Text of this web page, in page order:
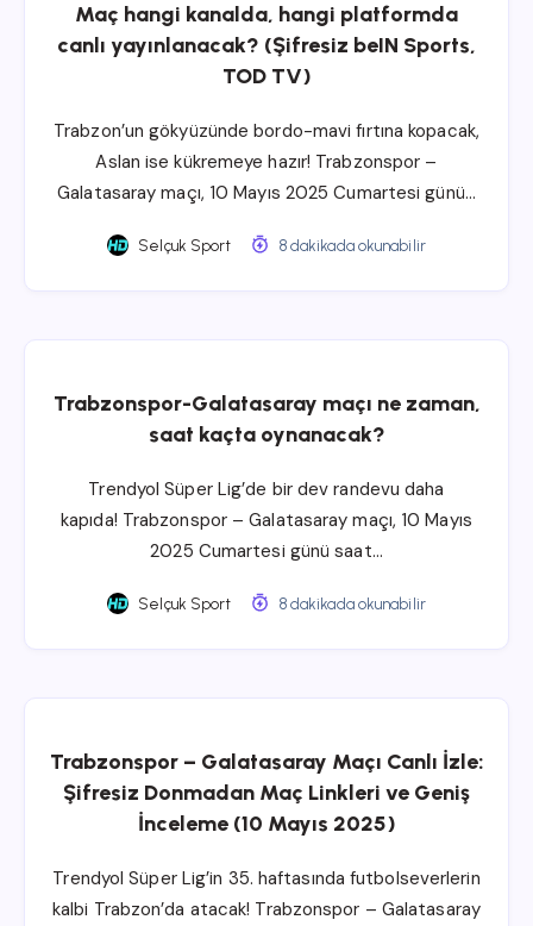
Maç hangi kanalda, hangi platformda
canlı yayınlanacak? (Şifresiz beIN Sports,
TOD TV)
Trabzon’un gökyüzünde bordo-mavi fırtına kopacak,
Aslan ise kükremeye hazır! Trabzonspor –
Galatasaray maçı, 10 Mayıs 2025 Cumartesi günü…
Selçuk Sport 8 dakikada okunabilir
Trabzonspor-Galatasaray maçı ne zaman,
saat kaçta oynanacak?
Trendyol Süper Lig’de bir dev randevu daha
kapıda! Trabzonspor – Galatasaray maçı, 10 Mayıs
2025 Cumartesi günü saat…
Selçuk Sport 8 dakikada okunabilir
Trabzonspor – Galatasaray Maçı Canlı İzle:
Şifresiz Donmadan Maç Linkleri ve Geniş
İnceleme (10 Mayıs 2025)
Trendyol Süper Lig’in 35. haftasında futbolseverlerin
kalbi Trabzon’da atacak! Trabzonspor – Galatasaray